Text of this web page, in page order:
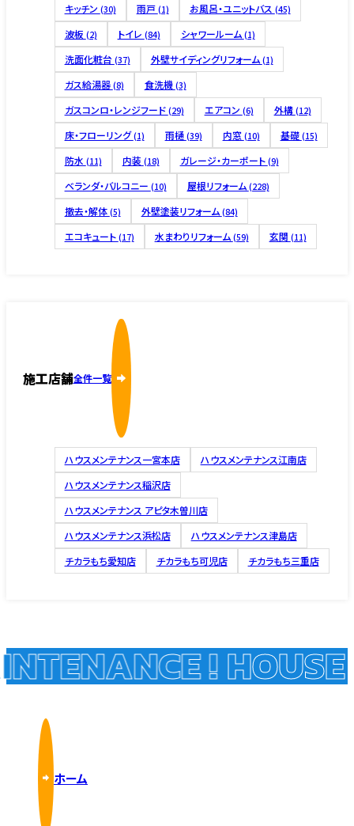
キッチン (30) 雨戸 (1) お風呂・ユニットバス (45)
波板 (2) トイレ (84) シャワールーム (1)
洗面化粧台 (37) 外壁サイディングリフォーム (1)
ガス給湯器 (8) 食洗機 (3)
ガスコンロ・レンジフード (29) エアコン (6) 外構 (12)
床・フローリング(1) 雨樋 (39) 内窓 (10) 基礎 (15)
防水 (11) 内装 (18) ガレージ・カーポート (9)
ベランダ・バルコニー (10) 屋根リフォーム (228)
撤去・解体 (5) 外壁塗装リフォーム (84)
エコキュート (17) 水まわりリフォーム (59) 玄関 (11)
施工店舗全件一覧
ハウスメンテナンス一宮本店
ハウスメンテナンス江南店
ハウスメンテナンス稲沢店
ハウスメンテナンス アピタ木曽川店
ハウスメンテナンス浜松店
ハウスメンテナンス津島店
チカラもち愛知店
チカラもち可児店 チカラもち三重店
!HOUSE
ホーム